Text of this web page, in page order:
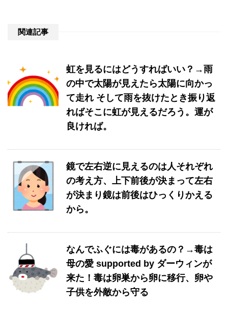
関連記事
虹を見るにはどうすればいい？→雨
の中で太陽が見えたら太陽に向かっ
て走れ そして雨を抜けたとき振り返
ればそこに虹が見えるだろう。運が
良ければ。
鏡で左右逆に見えるのは人それぞれ
の考え方、上下前後が決まって左右
が決まり鏡は前後はひっくりかえる
から。
なんでふぐには毒があるの？→毒は
母の愛 supported by ダーウィンが
来た！毒は卵巣から卵に移行、卵や
子供を外敵から守る